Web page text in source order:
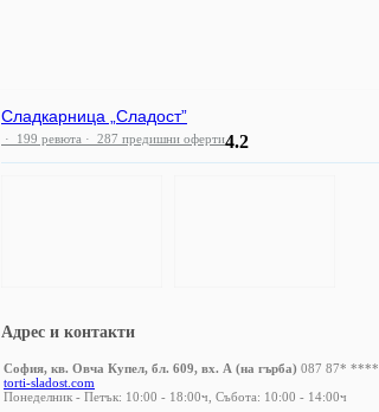
Сладкарница „Сладост”
4.2
· 199 ревюта · 287 предишни оферти
Адрес и контакти
София, кв. Овча Купел, бл. 609, вх. А (на гърба) 087 87* ****
torti-sladost.com
Понеделник - Петък: 10:00 - 18:00ч, Събота: 10:00 - 14:00ч